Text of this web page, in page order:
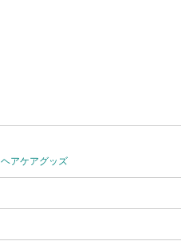
ヘアケアグッズ